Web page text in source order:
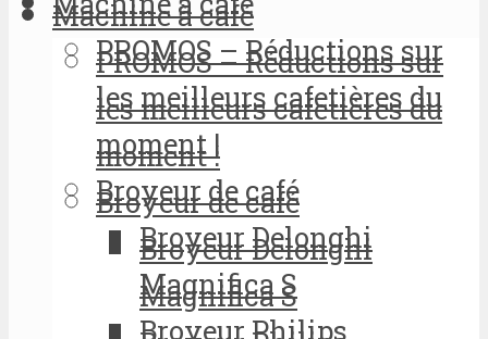
PROMOS – Réductions sur
les meilleurs cafetières du
moment !
Broyeur de café
Broyeur Delonghi
Magnifica S
Broyeur Philips
Machine à café
PROMOS – Réductions sur
les meilleurs cafetières du
moment !
Broyeur de café
Broyeur Delonghi
Magnifica S